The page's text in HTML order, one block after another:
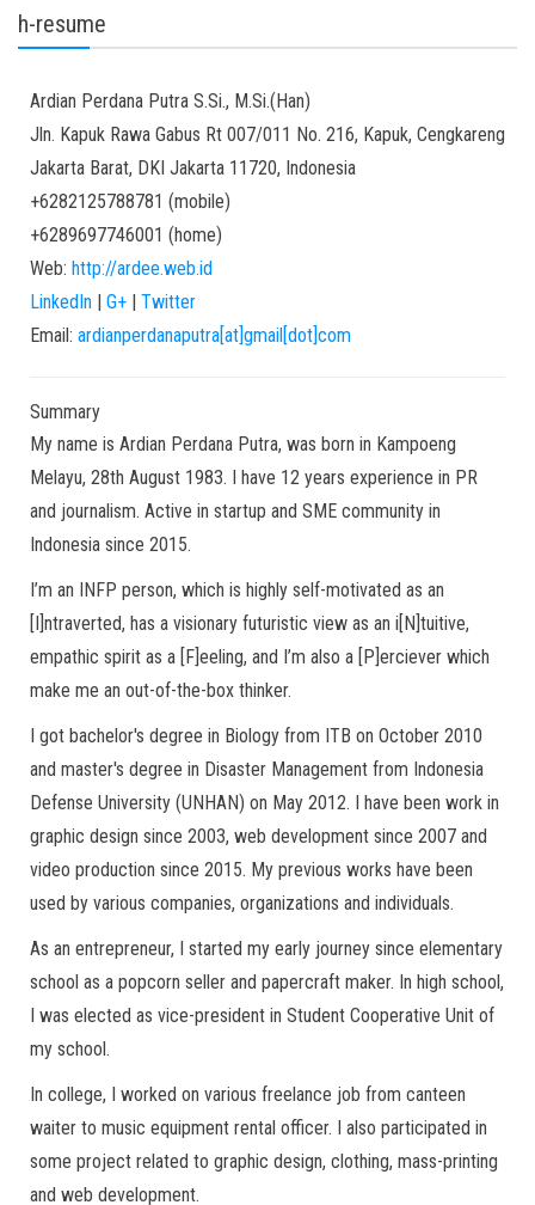
h-resume
Ardian Perdana Putra S.Si., M.Si.(Han)
Jln. Kapuk Rawa Gabus Rt 007/011 No. 216, Kapuk, Cengkareng
Jakarta Barat, DKI Jakarta 11720, Indonesia
+6282125788781 (mobile)
+6289697746001 (home)
Web: http://ardee.web.id
LinkedIn | G+ | Twitter
Email: ardianperdanaputra[at]gmail[dot]com
Summary
My name is Ardian Perdana Putra, was born in Kampoeng
Melayu, 28th August 1983. I have 12 years experience in PR
and journalism. Active in startup and SME community in
Indonesia since 2015.
I’m an INFP person, which is highly self-motivated as an
[I]ntraverted, has a visionary futuristic view as an i[N]tuitive,
empathic spirit as a [F]eeling, and I’m also a [P]erciever which
make me an out-of-the-box thinker.
I got bachelor's degree in Biology from ITB on October 2010
and master's degree in Disaster Management from Indonesia
Defense University (UNHAN) on May 2012. I have been work in
graphic design since 2003, web development since 2007 and
video production since 2015. My previous works have been
used by various companies, organizations and individuals.
As an entrepreneur, I started my early journey since elementary
school as a popcorn seller and papercraft maker. In high school,
I was elected as vice-president in Student Cooperative Unit of
my school.
In college, I worked on various freelance job from canteen
waiter to music equipment rental officer. I also participated in
some project related to graphic design, clothing, mass-printing
and web development.